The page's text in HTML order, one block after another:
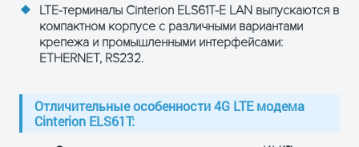
LTE-терминалы Cinterion ELS61T-E LAN выпускаются в
компактном корпусе с различными вариантами
крепежа и промышленными интерфейсами:
ETHERNET, RS232.
Отличительные особенности 4G LTE модема
Cinterion ELS61T:
GPIO, питание, SPI, I²C
Считыватель miniSIM-карты,
1,8В и 3,0В
Встроенный MIM-чип — опция
Высокоскоростной
последовательный интерфейс